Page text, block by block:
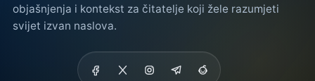
objašnjenja i kontekst za čitatelje koji žele razumjeti
svijet izvan naslova.